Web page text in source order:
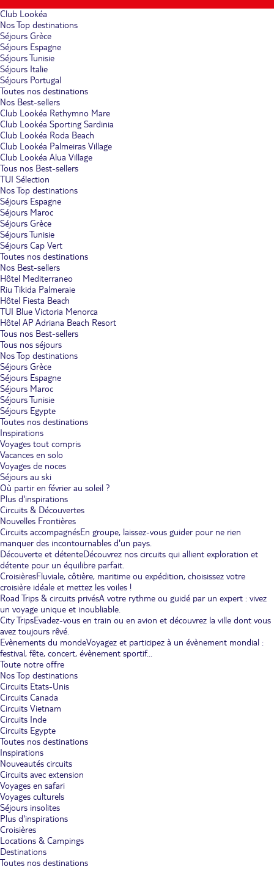
Club Lookéa
Nos Top destinations
Séjours Grèce
Séjours Espagne
Séjours Tunisie
Séjours Italie
Séjours Portugal
Toutes nos destinations
Nos Best-sellers
Club Lookéa Rethymno Mare
Club Lookéa Sporting Sardinia
Club Lookéa Roda Beach
Club Lookéa Palmeiras Village
Club Lookéa Alua Village
Tous nos Best-sellers
TUI Sélection
Nos Top destinations
Séjours Espagne
Séjours Maroc
Séjours Grèce
Séjours Tunisie
Séjours Cap Vert
Toutes nos destinations
Nos Best-sellers
Hôtel Mediterraneo
Riu Tikida Palmeraie
Hôtel Fiesta Beach
TUI Blue Victoria Menorca
Hôtel AP Adriana Beach Resort
Tous nos Best-sellers
Tous nos séjours
Nos Top destinations
Séjours Grèce
Séjours Espagne
Séjours Maroc
Séjours Tunisie
Séjours Egypte
Toutes nos destinations
Inspirations
Voyages tout compris
Vacances en solo
Voyages de noces
Séjours au ski
Où partir en février au soleil ?
Plus d'inspirations
Circuits & Découvertes
Nouvelles Frontières
Circuits accompagnésEn groupe, laissez-vous guider pour ne rien
manquer des incontournables d'un pays.
Découverte et détenteDécouvrez nos circuits qui allient exploration et
détente pour un équilibre parfait.
CroisièresFluviale, côtière, maritime ou expédition, choisissez votre
croisière idéale et mettez les voiles !
Road Trips & circuits privésA votre rythme ou guidé par un expert : vivez
un voyage unique et inoubliable.
City TripsEvadez-vous en train ou en avion et découvrez la ville dont vous
avez toujours rêvé.
Evènements du mondeVoyagez et participez à un évènement mondial :
festival, fête, concert, évènement sportif...
Toute notre offre
Nos Top destinations
Circuits Etats-Unis
Circuits Canada
Circuits Vietnam
Circuits Inde
Circuits Egypte
Toutes nos destinations
Inspirations
Nouveautés circuits
Circuits avec extension
Voyages en safari
Voyages culturels
Séjours insolites
Plus d'inspirations
Croisières
Locations & Campings
Destinations
Toutes nos destinations